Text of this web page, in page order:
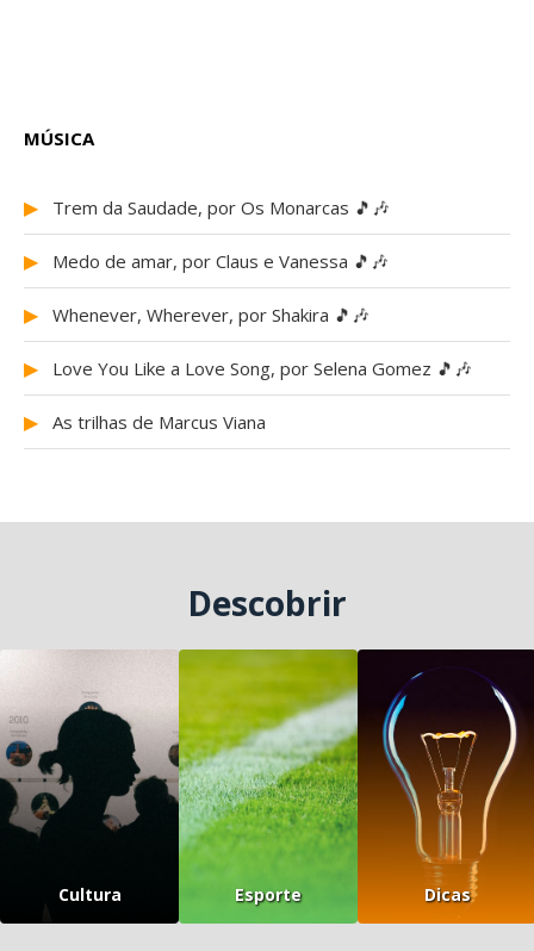
MÚSICA
▶ Trem da Saudade, por Os Monarcas 🎵🎶
▶ Medo de amar, por Claus e Vanessa 🎵🎶
▶ Whenever, Wherever, por Shakira 🎵🎶
▶ Love You Like a Love Song, por Selena Gomez 🎵🎶
▶ As trilhas de Marcus Viana
Descobrir
Cultura Esporte Dicas